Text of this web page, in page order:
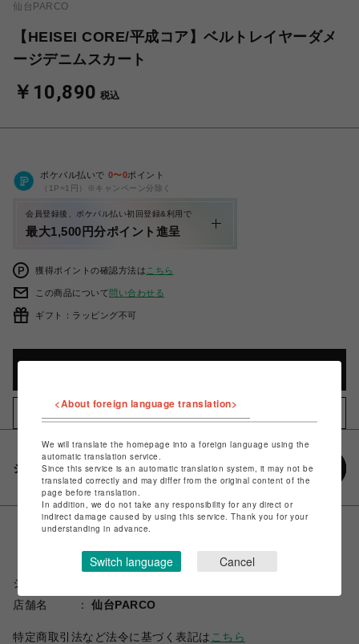
仙台PARCO
【HEISEI CORE/平成コア】ベルトレイヤーダメ
ージデニムスカート
￥10,890 税込
ポケパル払いで 0〜0ポイント
（1P=1円）※キャンペーン分除く
会員登録後、ポケパル払い初回登録&利用で
最大1,500円分ポイント進呈
獲得ポイントの確認方法は こちら
この商品について問い合わせる
ギフト：ラッピング不可
シェアする
ショップ名
店舗名
仙台PARCO
特定商取引法など法令に基づく表記は こちら
<About foreign language translation>
We will translate the homepage into a foreign language using the
automatic translation service.
Since this service is an automatic translation system, it may not be
translated correctly and may differ from the original content of the
page before translation.
In addition, we do not take any responsibility for any direct or
indirect damage caused by using this service. Thank you for your
understanding in advance.
Switch language Cancel